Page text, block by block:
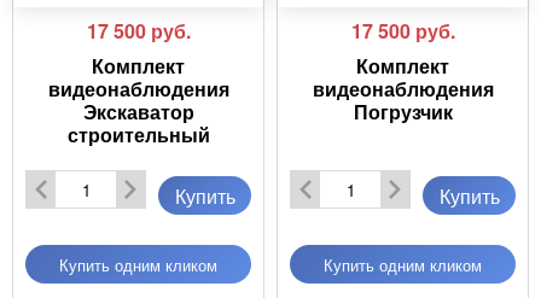
17 500 руб.
Комплект
видеонаблюдения
Экскаватор
строительный
Купить
Купить одним кликом
17 500 руб.
Комплект
видеонаблюдения
Погрузчик
Купить
Купить одним кликом